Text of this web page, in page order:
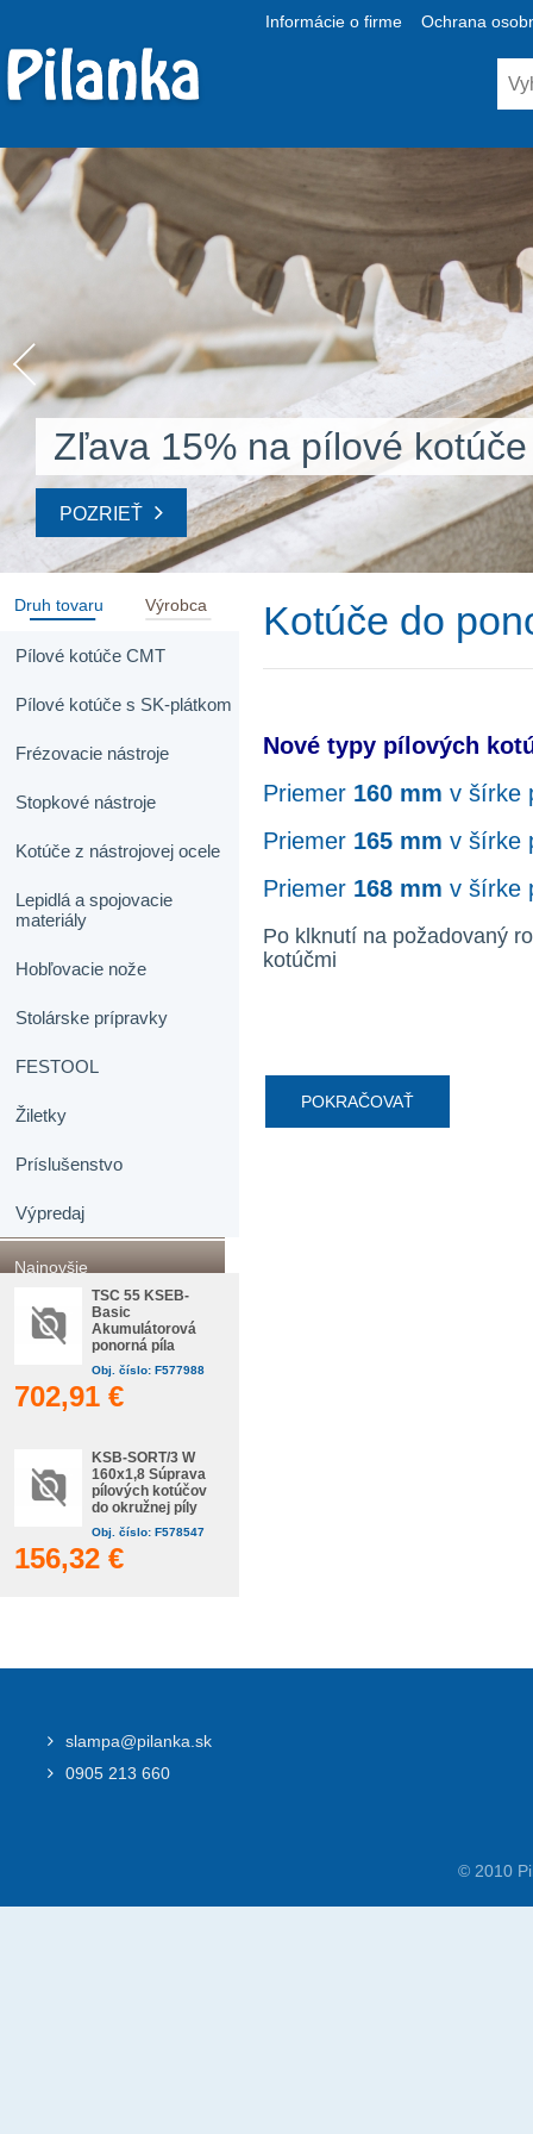
Informácie o firme Ochrana
Zľava 15% na pílové kotúče
POZRIEŤ
Druh tovaru Výrobca
Pílové kotúče CMT
Pílové kotúče s SK-plátkom
Frézovacie nástroje
Stopkové nástroje
Kotúče z nástrojovej ocele
Lepidlá a spojovacie
materiály
Hobľovacie nože
Stolárske prípravky
FESTOOL
Žiletky
Príslušenstvo
Výpredaj
Najnovšie
TSC 55 KSEB-
Basic
Akumulátorová
ponorná píla
Obj. číslo: F577988
702,91 €
KSB-SORT/3 W
160x1,8 Súprava
pílových kotúčov
do okružnej píly
Obj. číslo: F578547
156,32 €
Kotúče do
Nové typy pílových
Priemer 160 mm v šírke
Priemer 165 mm v šírke
Priemer 168 mm v šírke
Po klknutí na požadovaný
kotúčmi
POKRAČOVAŤ
slampa@pilanka.sk
0905 213 660
© 2010